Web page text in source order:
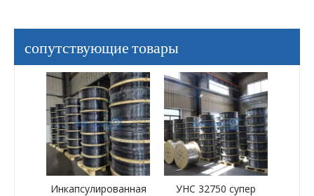
сопутствующие товары
Инкапсулированная
УНС 32750 супер